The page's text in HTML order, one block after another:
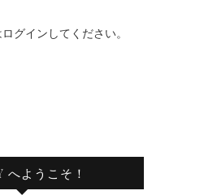
グインしてください。
へようこそ！